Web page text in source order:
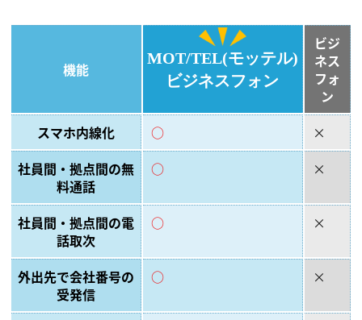
機能
MOT/TEL(モッテル)
ビジネスフォン
ビジ
ネス
フォ
ン
スマホ内線化
○
×
社員間・拠点間の無
料通話
○ ×
社員間・拠点間の電
話取次
○ ×
外出先で会社番号の
受発信
○ ×